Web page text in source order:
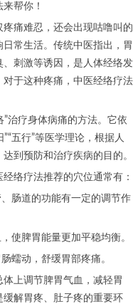
帮你！
痛难忍，还会出现咕噜叫的
常生活。传统中医指出，胃
刺激等诱因，是人体经络发
于这种疼痛，中医经络疗法
治疗身体病痛的方法。它依
五行”等医学理论，根据人
到预防和治疗疾病的目的。
络疗法推荐的穴位通常有：
肠道的功能有一定的调节作
脾胃能量更加平稳均衡。
动，舒缓胃部疼痛。
上调节脾胃气血，减轻胃
解胃疼、肚子疼的重要环